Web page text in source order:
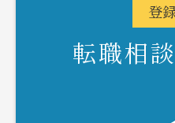
登
転職相